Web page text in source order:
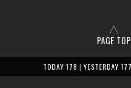
PAGE TOP
TODAY 178 | YESTERDAY